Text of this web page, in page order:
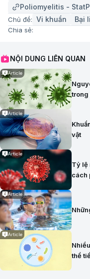
Poliomyelitis -
Chủ đề: Vi khuẩn Bại
Chia sẻ:
NỘI DUNG LIÊN QUAN
Article
trong
Article
vật
Article
Tỷ lệ
cách
Article
Article
thể